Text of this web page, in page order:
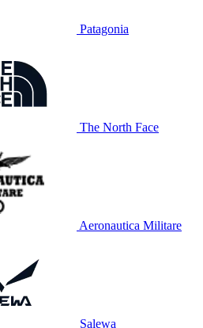
Patagonia
The North Face
Aeronautica Militare
Salewa